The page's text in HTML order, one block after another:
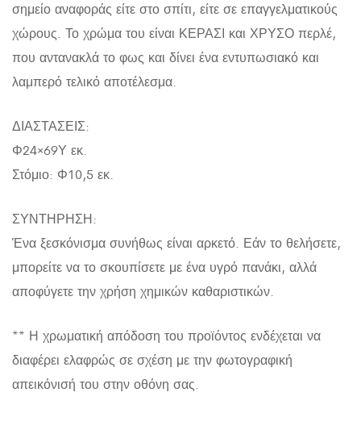
σημείο αναφοράς είτε στο σπίτι, είτε σε επαγγελματικούς
χώρους. Το χρώμα του είναι ΚΕΡΑΣΙ και ΧΡΥΣΟ περλέ,
που αντανακλά το φως και δίνει ένα εντυπωσιακό και
λαμπερό τελικό αποτέλεσμα.
ΔΙΑΣΤΑΣΕΙΣ:
Φ24×69Υ εκ.
Στόμιο: Φ10,5 εκ.
ΣΥΝΤΗΡΗΣΗ:
Ένα ξεσκόνισμα συνήθως είναι αρκετό. Εάν το θελήσετε,
μπορείτε να το σκουπίσετε με ένα υγρό πανάκι, αλλά
αποφύγετε την χρήση χημικών καθαριστικών.
** Η χρωματική απόδοση του προϊόντος ενδέχεται να
διαφέρει ελαφρώς σε σχέση με την φωτογραφική
απεικόνισή του στην οθόνη σας.